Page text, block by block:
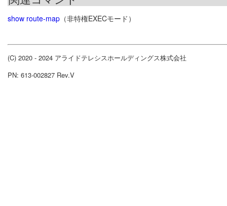
show route-map （非特権EXECモード）
(C) 2020 - 2024 アライドテレシスホールディングス株式会社
PN: 613-002827 Rev.V